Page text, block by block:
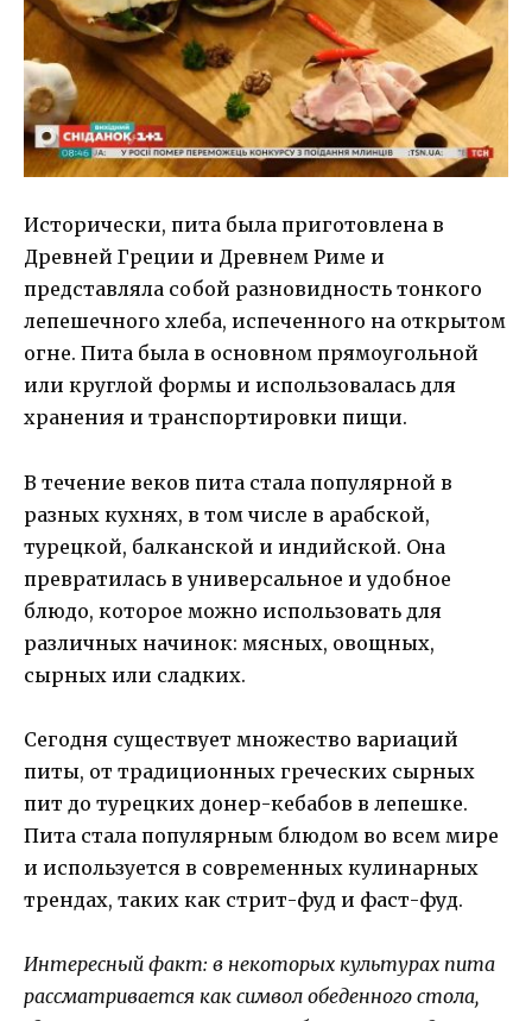
Исторически, пита была приготовлена в
Древней Греции и Древнем Риме и
представляла собой разновидность тонкого
лепешечного хлеба, испеченного на открытом
огне. Пита была в основном прямоугольной
или круглой формы и использовалась для
хранения и транспортировки пищи.
В течение веков пита стала популярной в
разных кухнях, в том числе в арабской,
турецкой, балканской и индийской. Она
превратилась в универсальное и удобное
блюдо, которое можно использовать для
различных начинок: мясных, овощных,
сырных или сладких.
Сегодня существует множество вариаций
питы, от традиционных греческих сырных
пит до турецких донер-кебабов в лепешке.
Пита стала популярным блюдом во всем мире
и используется в современных кулинарных
трендах, таких как стрит-фуд и фаст-фуд.
Интересный факт: в некоторых культурах пита
рассматривается как символ обеденного стола,